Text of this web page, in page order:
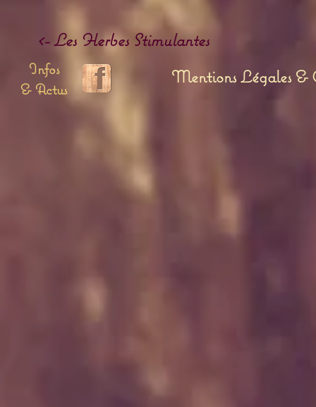
<- Les Herbes Stimulantes
Infos
& Actus
Mentions Légales &